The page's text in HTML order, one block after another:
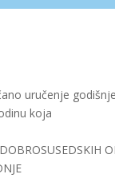
uručenje
koja